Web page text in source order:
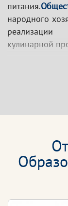
питания.
народного
кулинарной
питания,
здоровья
должны
Технологии
Контроля
Рецептуры